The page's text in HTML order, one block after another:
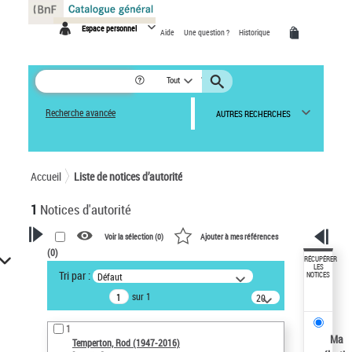
Espace personnel Aide Une question ? Historique
Tout
Recherche avancée AUTRES RECHERCHES
Accueil Liste de notices d’autorité
1 Notices d'autorité
VOTRE RECHERCHE
Recherche avancée dans les
notices d’autorité
Œuvres liées à l'auteur :
Temperton, Rod (1947-2016)
Voir la sélection (0) Ajouter à mes références
(0)
Tri par : Défaut
sur 1
20
résultats/page
1
Temperton, Rod (1947-2016)
RÉCUPÉRER
LES
NOTICES
Ma
Panneau de gestion des cookies